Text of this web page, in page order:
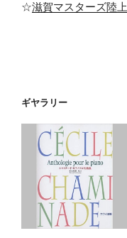
☆滋賀マスターズ陸
ギヤラリー